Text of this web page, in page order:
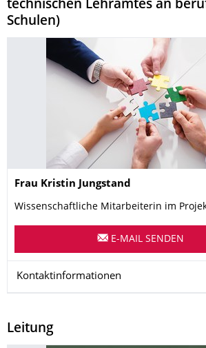
technischen Lehramtes an
Schulen)
Name
Frau Kristin Jungstand
Wissenschaftliche Mitarbeiterin im
E-MAIL SENDEN
Kontaktinformationen
Leitung